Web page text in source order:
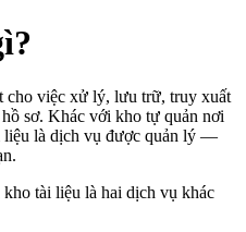
cho việc xử lý, lưu trữ, truy xuất
sơ. Khác với kho tự quản nơi
liệu là dịch vụ được quản lý —
tài liệu là hai dịch vụ khác